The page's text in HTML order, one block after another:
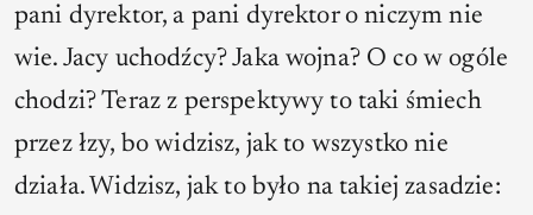
pani dyrektor, a pani dyrektor o niczym nie
wie. Jacy uchodźcy? Jaka wojna? O co w ogóle
chodzi? Teraz z perspektywy to taki śmiech
przez łzy, bo widzisz, jak to wszystko nie
działa. Widzisz, jak to było na takiej zasadzie: